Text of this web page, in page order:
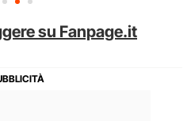
su Fanpage.it